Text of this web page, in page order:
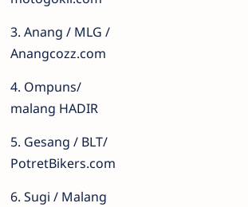
3. Anang / MLG /
Anangcozz.com
4. Ompuns/
malang HADIR
5. Gesang / BLT/
PotretBikers.com
6. Sugi / Malang